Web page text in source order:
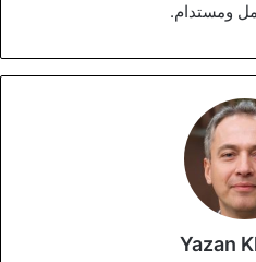
ومستدام.
Yazan